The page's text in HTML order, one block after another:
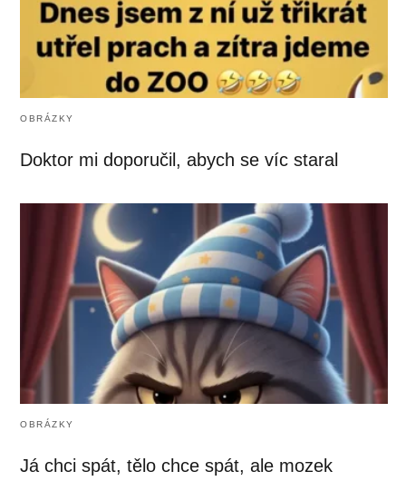
OBRÁZKY
Doktor mi doporučil, abych se víc staral
OBRÁZKY
Já chci spát, tělo chce spát, ale mozek